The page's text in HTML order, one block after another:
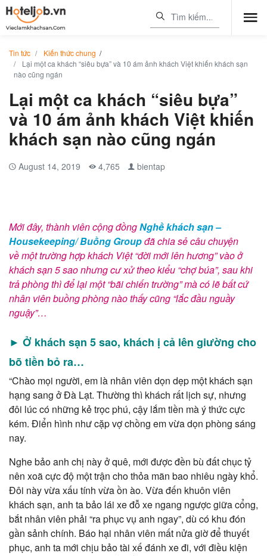
Tin tức Kiến thức chung /
Lại một ca khách “siêu bựa” và 10 ám ảnh khách Việt khiến khách sạn
nào cũng ngán
Lại một ca khách “siêu bựa”
và 10 ám ảnh khách Việt khiến
khách sạn nào cũng ngán
August 14, 2019 4,765 bientap
Mới đây, thành viên cộng đồngNghề khách sạn –
Housekeeping/ Buồng Groupđã chia sẻ câu chuyện
về một trường hợp khách Việt “đời mới lên hương” vào ở
khách sạn 5 sao nhưng cư xử theo kiểu “chợ búa”, sau khi
trả phòng thì để lại một “bãi chiến trường” mà có lẽ bất cứ
nhân viên buồng phòng nào thấy cũng “lắc đầu nguầy
nguậy”…
► Ở khách sạn 5 sao, khách ị cả lên giường cho
bõ tiền bỏ ra…
“Chào mọi người, em là nhân viên dọn dẹp một khách sạn
hạng sang ở Đà Lạt. Thường thì khách rất lịch sự, nhưng
đôi lúc có những kẻ trọc phú, cậy lắm tiền mà ý thức cực
kém. Điển hình như cặp vợ chồng em vừa dọn phòng sáng
nay.
Nghe bảo anh chị này ở quê, mới được đền bù đất chục tỷ
nên xoã cực độ một trận cho thỏa mãn bao nhiêu ngày khổ.
Đôi này vừa xấu tính vừa ồn ào. Vừa đến khuôn viên
khách sạn, anh ta bảo lái xe đỗ xe ngang ngược giữa cổng,
bắt nhân viên phải “ra phục vụ anh ngay”, dù có khu đón
gần sảnh chính. Báo hại nhân viên mất nửa giờ để thuyết
phục, anh ta mới chịu bảo tài xế đánh xe đi, với điều kiện